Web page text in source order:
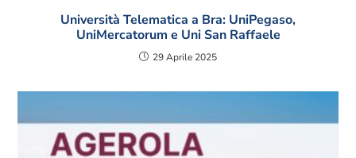
Università Telematica a Bra: UniPegaso,
UniMercatorum e Uni San Raffaele
29 Aprile 2025